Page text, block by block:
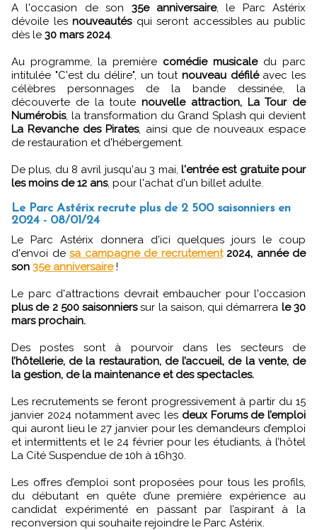
A l'occasion de son 35e anniversaire, le Parc Astérix
dévoile lesnouveautés qui seront accessibles au public
dès le 30 mars 2024.
Au programme, la première comédie musicaledu parc
intitulée "C'est du délire", un tout nouveau défiléavec les
célèbres personnages de la bande dessinée, la
découverte de la toute nouvelle attraction, La Tour de
Numérobis, la transformation du Grand Splash qui devient
La Revanche des Pirates, ainsi que de nouveaux espace
de restauration et d'hébergement.
De plus, du 8 avril jusqu'au 3 mai, l'entrée est gratuite pour
les moins de 12 ans, pour l'achat d'un billet adulte.
Le Parc Astérix recrute plus de 2 500 saisonniers en
2024 - 08/01/24
Le Parc Astérix donnera d'ici quelques jours le coup
d'envoi de sa campagne de recrutement 2024, année de
son 35e anniversaire!
Le parc d'attractions devrait embaucher pour l'occasion
plus de 2 500 saisonnierssur la saison, qui démarrera le 30
mars prochain.
Des postes sont à pourvoir dans les secteurs de
l’hôtellerie, de la restauration, de l’accueil, de la vente, de
la gestion, de la maintenance et des spectacles.
Les recrutements se feront progressivement à partir du 15
janvier 2024 notamment avec les deux Forums de l’emploi
qui auront lieu le 27 janvier pour les demandeurs d’emploi
et intermittents et le 24 février pour les étudiants, à l’hôtel
La Cité Suspendue de 10h à 16h30.
Les offres d’emploi sont proposées pour tous les profils,
du débutant en quête d’une première expérience au
candidat expérimenté en passant par l’aspirant à la
reconversion qui souhaite rejoindre le Parc Astérix.